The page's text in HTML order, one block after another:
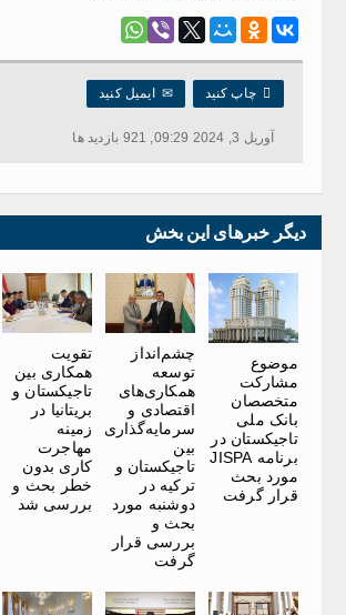
 چاپ کنید ✉ایمیل کنید
آوریل 3, 2024 09:29, 921 بازدید ها
دیگر خبرهای این بخش
موضوع
مشارکت
متخصصان
بانک ملی
تاجیکستان در
برنامه JISPA
مورد بحث
قرار گرفت
چشم‌انداز
توسعه
همکاری‌های
اقتصادی و
سرمایه‌گذاری
بین
تاجیکستان و
ترکیه در
دوشنبه مورد
بحث و
بررسی قرار
گرفت
تقویت
همکاری بین
تاجیکستان و
بریتانیا در
زمینه
مهاجرت
کاری بدون
خطر بحث و
بررسی شد